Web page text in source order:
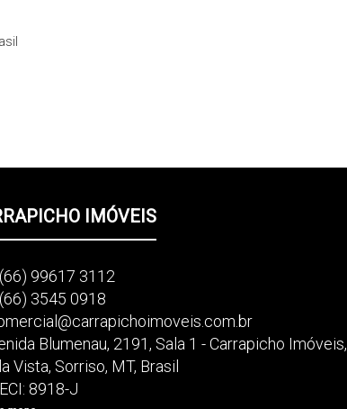
IMÓVEIS
(66) 99617 3112
(66) 3545 0918
Blumenau, 2191, Sala 1 - Carrapicho Imóveis,
Vista, Sorriso, MT, Brasil
8918-J